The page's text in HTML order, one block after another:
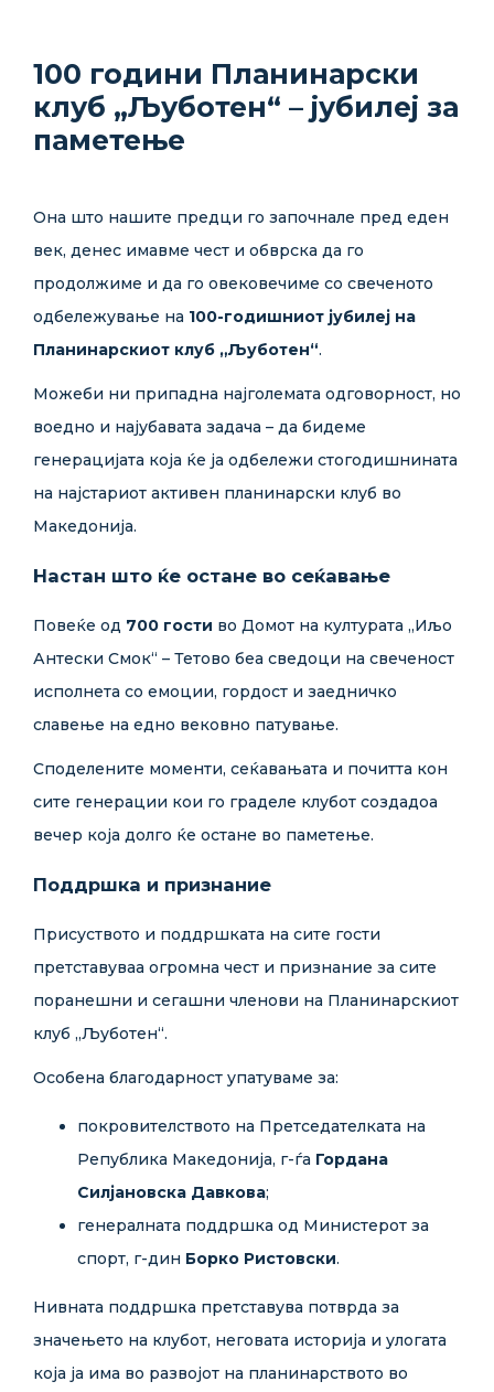
100 години Планинарски
клуб „Љуботен“ – јубилеј за
паметење
Она што нашите предци го започнале пред еден
век, денес имавме чест и обврска да го
продолжиме и да го овековечиме со свеченото
одбележување на 100-годишниот јубилеј на
Планинарскиот клуб „Љуботен“.
Можеби ни припадна најголемата одговорност, но
воедно и најубавата задача – да бидеме
генерацијата која ќе ја одбележи стогодишнината
на најстариот активен планинарски клуб во
Македонија.
Настан што ќе остане во сеќавање
Повеќе од 700 гости во Домот на културата „Иљо
Антески Смок“ – Тетово беа сведоци на свеченост
исполнета со емоции, гордост и заедничко
славење на едно вековно патување.
Споделените моменти, сеќавањата и почитта кон
сите генерации кои го граделе клубот создадоа
вечер која долго ќе остане во паметење.
Поддршка и признание
Присуството и поддршката на сите гости
претставуваа огромна чест и признание за сите
поранешни и сегашни членови на Планинарскиот
клуб „Љуботен“.
Особена благодарност упатуваме за:
покровителството на Претседателката на
Република Македонија, г-ѓа Гордана
Силјановска Давкова;
генералната поддршка од Министерот за
спорт, г-дин Борко Ристовски.
Нивната поддршка претставува потврда за
значењето на клубот, неговата историја и улогата
која ја има во развојот на планинарството во